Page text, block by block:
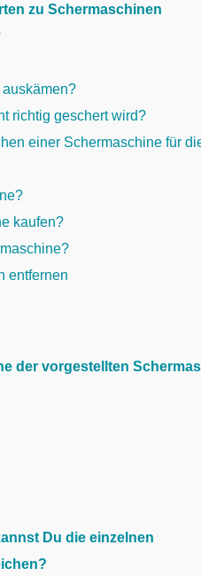
zu Schermaschinen
richtig geschert wird?
einer Schermaschine für
kaufen?
entfernen
der vorgestellten
Du die einzelnen